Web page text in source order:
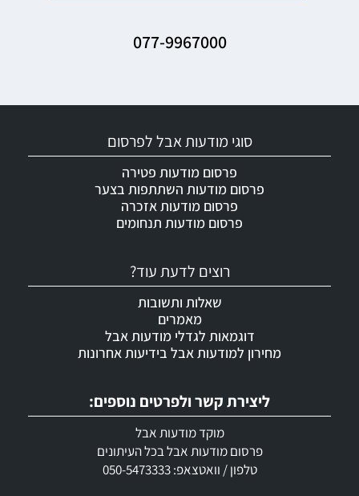
077-9967000
ליצירת קשר ולפרטים נוספים:
מוקד מודעות אבל
פרסום מודעות אבל בכל העיתונים
טלפון / וואטצאפ: 050-5473333
רוצים לדעת עוד?
שאלות ותשובות
מאמרים
דוגמאות לגדלי מודעות אבל
מחירון למודעות אבל בידיעות אחרונות
סוגי מודעות אבל לפרסום
פרסום מודעות פטירה
פרסום מודעות השתתפות בצער
פרסום מודעות אזכרה
פרסום מודעות תנחומים